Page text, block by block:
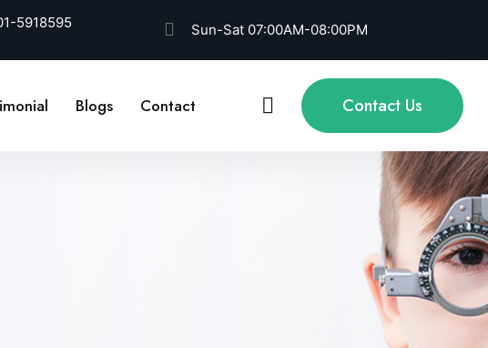
5918595 Sun-Sat 07:00AM-08:00PM
Blogs Contact Contact Us